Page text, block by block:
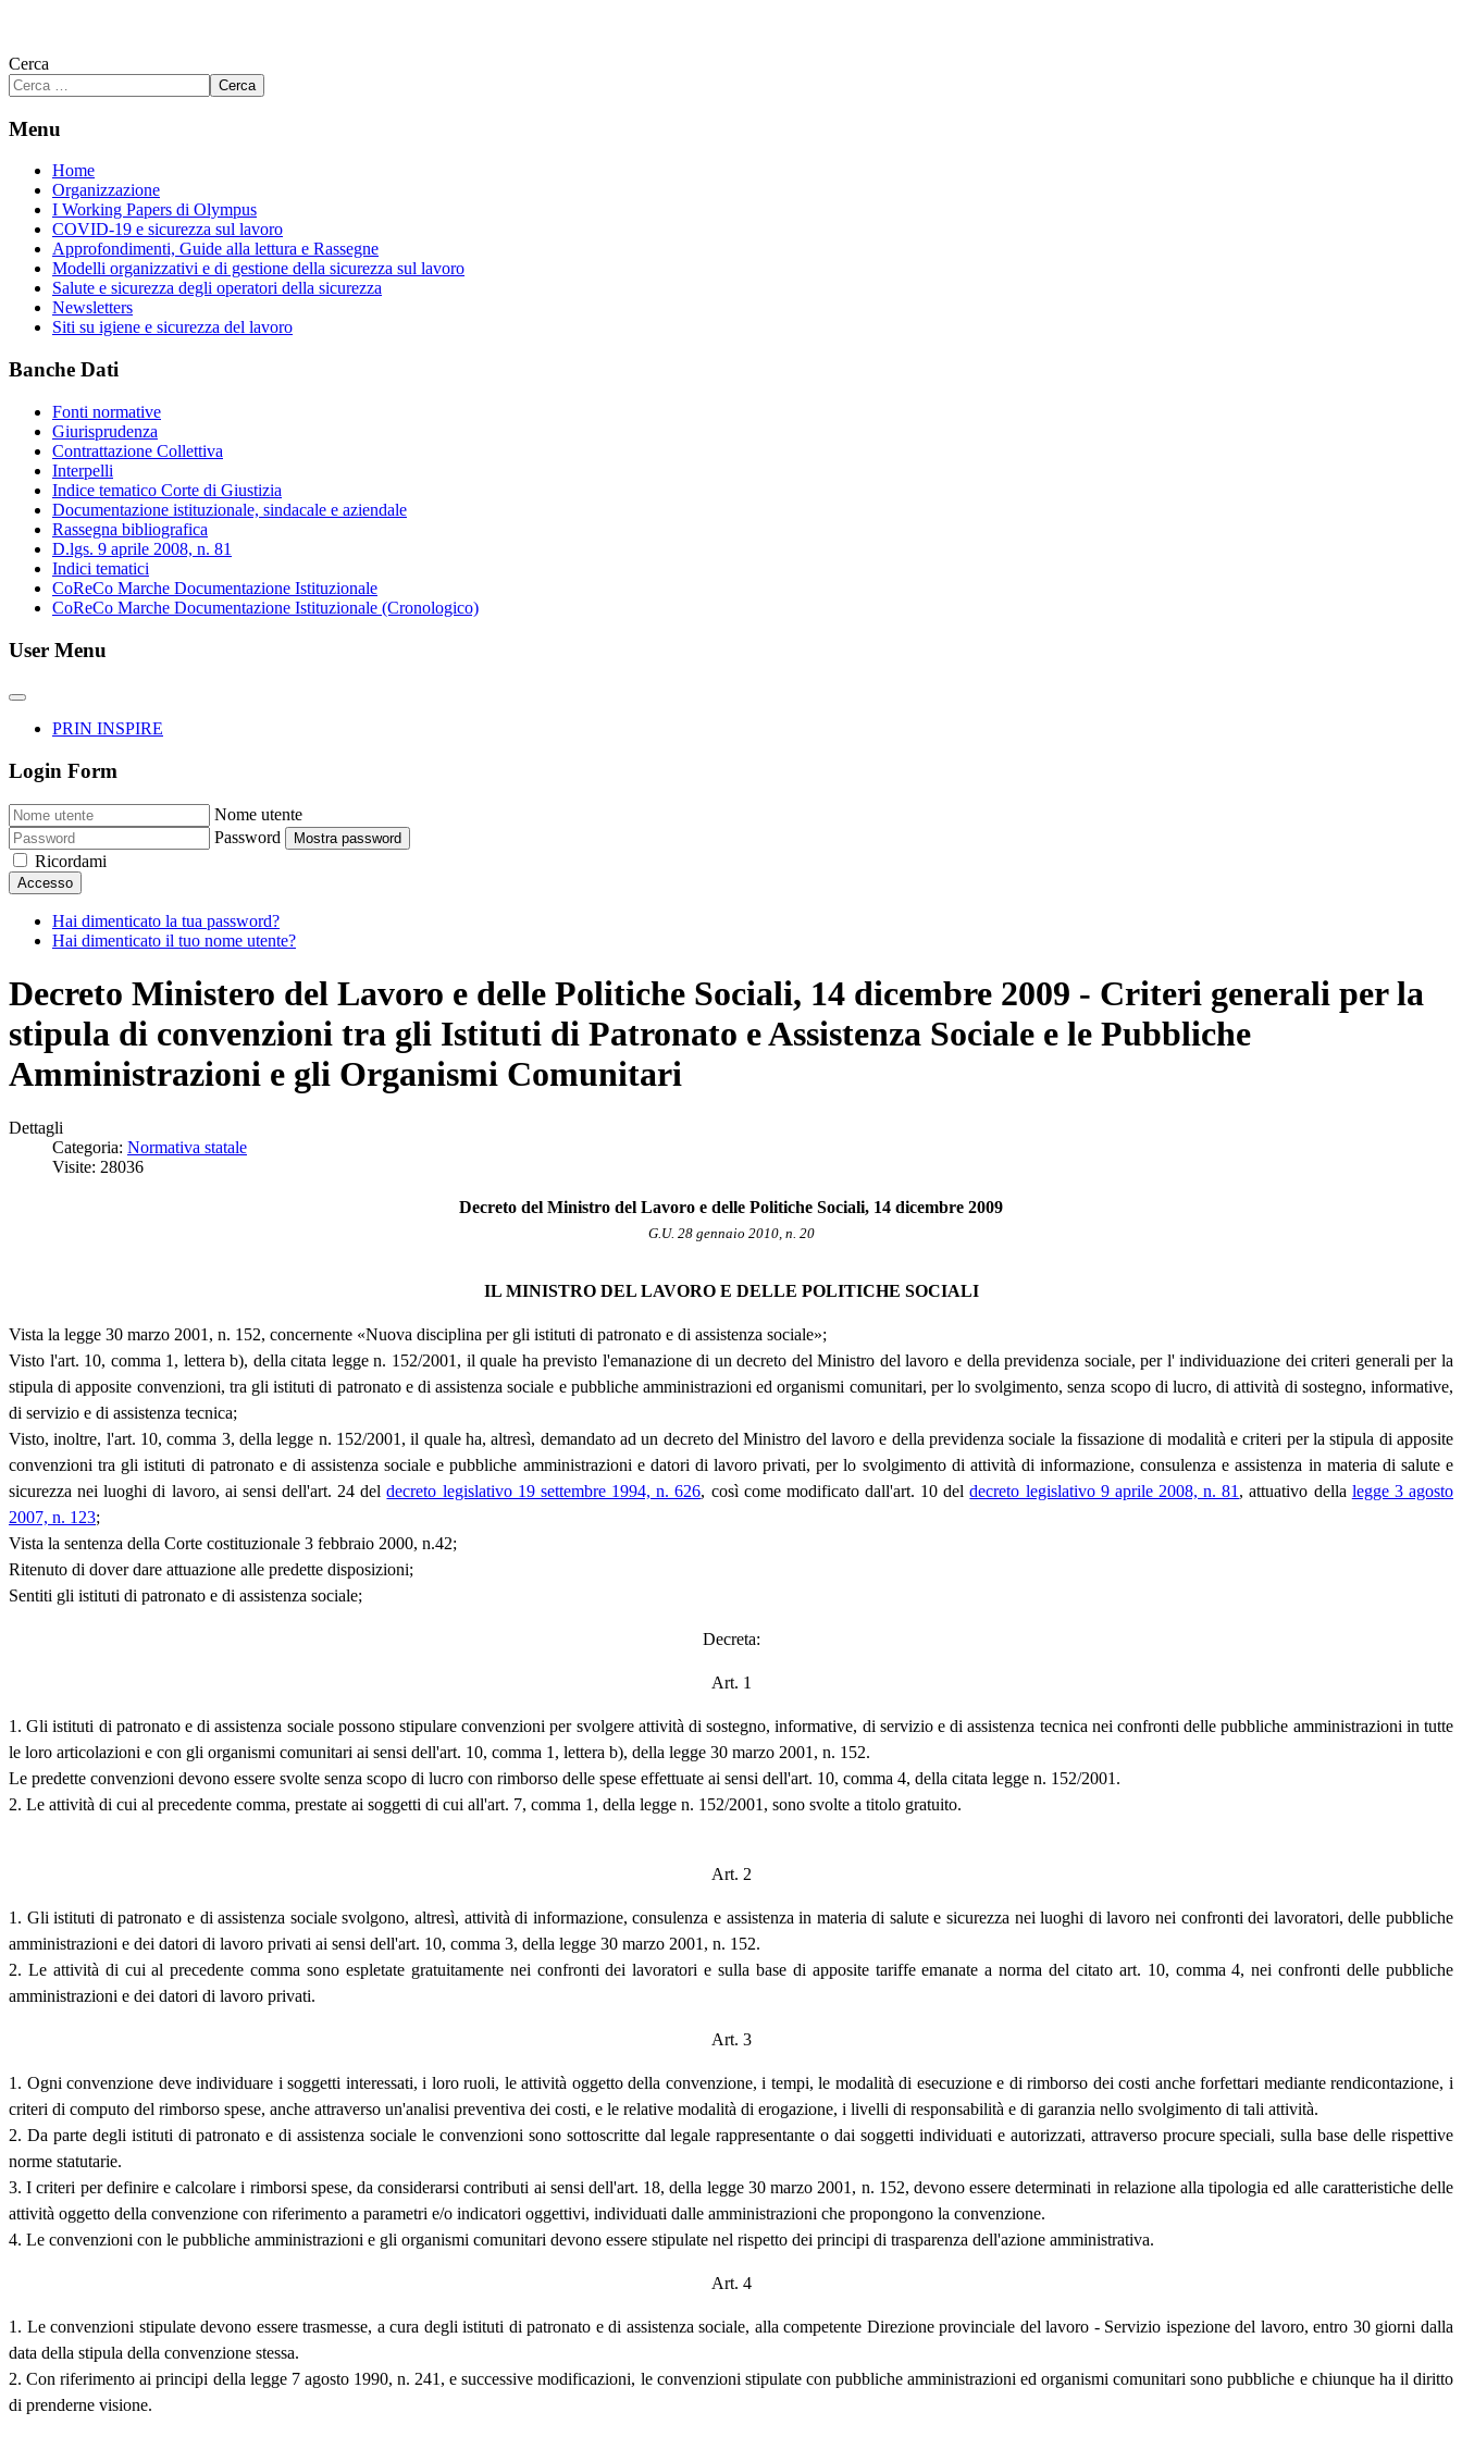
Cerca
Cerca
Menu
Home
Organizzazione
I Working Papers di Olympus
COVID-19 e sicurezza sul lavoro
Approfondimenti, Guide alla lettura e Rassegne
Modelli organizzativi e di gestione della sicurezza sul lavoro
Salute e sicurezza degli operatori della sicurezza
Newsletters
Siti su igiene e sicurezza del lavoro
Banche Dati
Fonti normative
Giurisprudenza
Contrattazione Collettiva
Interpelli
Indice tematico Corte di Giustizia
Documentazione istituzionale, sindacale e aziendale
Rassegna bibliografica
D.lgs. 9 aprile 2008, n. 81
Indici tematici
CoReCo Marche Documentazione Istituzionale
CoReCo Marche Documentazione Istituzionale (Cronologico)
User Menu
PRIN INSPIRE
Login Form
Nome utente
Password
Mostra password
Ricordami
Accesso
Hai dimenticato la tua password?
Hai dimenticato il tuo nome utente?
Decreto Ministero del Lavoro e delle Politiche Sociali, 14 dicembre 2009 - Criteri generali per la
stipula di convenzioni tra gli Istituti di Patronato e Assistenza Sociale e le Pubbliche
Amministrazioni e gli Organismi Comunitari
Dettagli
Categoria: Normativa statale
Visite: 28036
Decreto del Ministro del Lavoro e delle Politiche Sociali, 14 dicembre 2009
G.U. 28 gennaio 2010, n. 20
IL MINISTRO DEL LAVORO E DELLE POLITICHE SOCIALI
Vista la legge 30 marzo 2001, n. 152, concernente «Nuova disciplina per gli istituti di patronato e di assistenza sociale»;
Visto l'art. 10, comma 1, lettera b), della citata legge n. 152/2001, il quale ha previsto l'emanazione di un decreto del Ministro del lavoro e della previdenza sociale, per l' individuazione dei criteri generali per la
stipula di apposite convenzioni, tra gli istituti di patronato e di assistenza sociale e pubbliche amministrazioni ed organismi comunitari, per lo svolgimento, senza scopo di lucro, di attività di sostegno, informative,
di servizio e di assistenza tecnica;
Visto, inoltre, l'art. 10, comma 3, della legge n. 152/2001, il quale ha, altresì, demandato ad un decreto del Ministro del lavoro e della previdenza sociale la fissazione di modalità e criteri per la stipula di apposite
convenzioni tra gli istituti di patronato e di assistenza sociale e pubbliche amministrazioni e datori di lavoro privati, per lo svolgimento di attività di informazione, consulenza e assistenza in materia di salute e
sicurezza nei luoghi di lavoro, ai sensi dell'art. 24 deldecreto legislativo 19 settembre 1994, n. 626, così come modificato dall'art. 10 deldecreto legislativo 9 aprile 2008, n. 81 , attuativo della legge 3 agosto
2007, n. 123;
Vista la sentenza della Corte costituzionale 3 febbraio 2000, n.42;
Ritenuto di dover dare attuazione alle predette disposizioni;
Sentiti gli istituti di patronato e di assistenza sociale;
Decreta:
Art. 1
1. Gli istituti di patronato e di assistenza sociale possono stipulare convenzioni per svolgere attività di sostegno, informative, di servizio e di assistenza tecnica nei confronti delle pubbliche amministrazioni in tutte
le loro articolazioni e con gli organismi comunitari ai sensi dell'art. 10, comma 1, lettera b), della legge 30 marzo 2001, n. 152.
Le predette convenzioni devono essere svolte senza scopo di lucro con rimborso delle spese effettuate ai sensi dell'art. 10, comma 4, della citata legge n. 152/2001.
2. Le attività di cui al precedente comma, prestate ai soggetti di cui all'art. 7, comma 1, della legge n. 152/2001, sono svolte a titolo gratuito.
Art. 2
1. Gli istituti di patronato e di assistenza sociale svolgono, altresì, attività di informazione, consulenza e assistenza in materia di salute e sicurezza nei luoghi di lavoro nei confronti dei lavoratori, delle pubbliche
amministrazioni e dei datori di lavoro privati ai sensi dell'art. 10, comma 3, della legge 30 marzo 2001, n. 152.
2. Le attività di cui al precedente comma sono espletate gratuitamente nei confronti dei lavoratori e sulla base di apposite tariffe emanate a norma del citato art. 10, comma 4, nei confronti delle pubbliche
amministrazioni e dei datori di lavoro privati.
Art. 3
1. Ogni convenzione deve individuare i soggetti interessati, i loro ruoli, le attività oggetto della convenzione, i tempi, le modalità di esecuzione e di rimborso dei costi anche forfettari mediante rendicontazione, i
criteri di computo del rimborso spese, anche attraverso un'analisi preventiva dei costi, e le relative modalità di erogazione, i livelli di responsabilità e di garanzia nello svolgimento di tali attività.
2. Da parte degli istituti di patronato e di assistenza sociale le convenzioni sono sottoscritte dal legale rappresentante o dai soggetti individuati e autorizzati, attraverso procure speciali, sulla base delle rispettive
norme statutarie.
3. I criteri per definire e calcolare i rimborsi spese, da considerarsi contributi ai sensi dell'art. 18, della legge 30 marzo 2001, n. 152, devono essere determinati in relazione alla tipologia ed alle caratteristiche delle
attività oggetto della convenzione con riferimento a parametri e/o indicatori oggettivi, individuati dalle amministrazioni che propongono la convenzione.
4. Le convenzioni con le pubbliche amministrazioni e gli organismi comunitari devono essere stipulate nel rispetto dei principi di trasparenza dell'azione amministrativa.
Art. 4
1. Le convenzioni stipulate devono essere trasmesse, a cura degli istituti di patronato e di assistenza sociale, alla competente Direzione provinciale del lavoro - Servizio ispezione del lavoro, entro 30 giorni dalla
data della stipula della convenzione stessa.
2. Con riferimento ai principi della legge 7 agosto 1990, n. 241, e successive modificazioni, le convenzioni stipulate con pubbliche amministrazioni ed organismi comunitari sono pubbliche e chiunque ha il diritto
di prenderne visione.